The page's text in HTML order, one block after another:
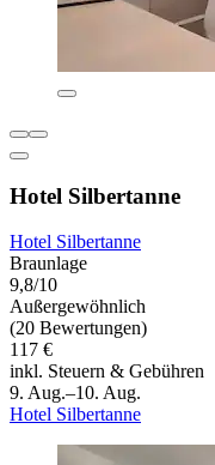
Hotel Silbertanne
Hotel Silbertanne
Braunlage
9,8/10
Außergewöhnlich
(20 Bewertungen)
117 €
inkl. Steuern & Gebühren
9. Aug.–10. Aug.
Hotel Silbertanne